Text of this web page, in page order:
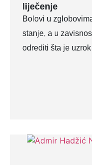
liječenje
Bolovi u
stanje, a u
odrediti šta je uzrok